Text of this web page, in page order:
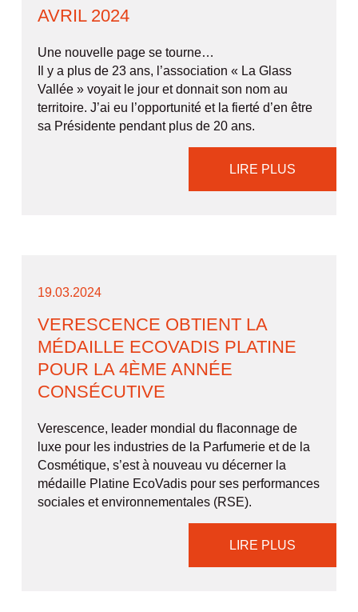
AVRIL 2024
Une nouvelle page se tourne…
Il y a plus de 23 ans, l’association « La Glass
Vallée » voyait le jour et donnait son nom au
territoire. J’ai eu l’opportunité et la fierté d’en être
sa Présidente pendant plus de 20 ans.
LIRE PLUS
19.03.2024
VERESCENCE OBTIENT LA
MÉDAILLE ECOVADIS PLATINE
POUR LA 4ÈME ANNÉE
CONSÉCUTIVE
Verescence, leader mondial du flaconnage de
luxe pour les industries de la Parfumerie et de la
Cosmétique, s’est à nouveau vu décerner la
médaille Platine EcoVadis pour ses performances
sociales et environnementales (RSE).
LIRE PLUS